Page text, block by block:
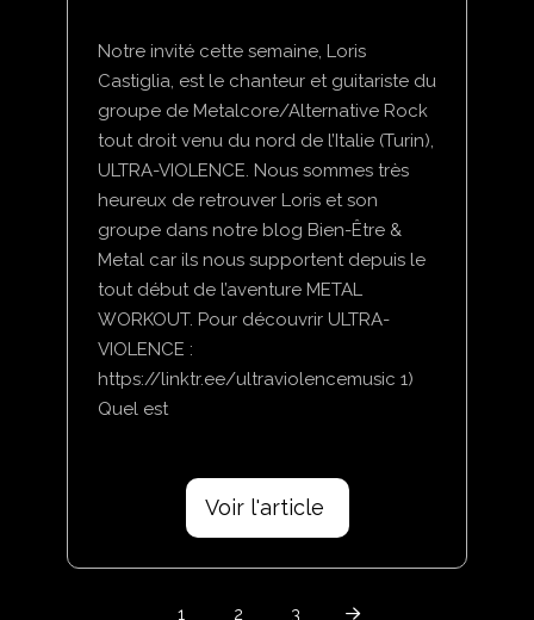
Notre invité cette semaine, Loris
Castiglia, est le chanteur et guitariste du
groupe de Metalcore/Alternative Rock
tout droit venu du nord de l’Italie (Turin),
ULTRA-VIOLENCE. Nous sommes très
heureux de retrouver Loris et son
groupe dans notre blog Bien-Être &
Metal car ils nous supportent depuis le
tout début de l’aventure METAL
WORKOUT. Pour découvrir ULTRA-
VIOLENCE :
https://linktr.ee/ultraviolencemusic 1)
Quel est
Voir l'article
1 2 3